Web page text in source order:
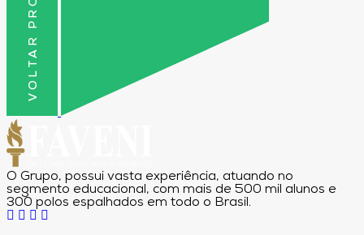
O Grupo, possui vasta experiência, atuando no
segmento educacional, com mais de 500 mil alunos e
300 polos espalhados em todo o Brasil.